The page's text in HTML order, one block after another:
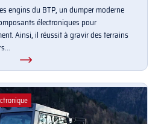
engins du BTP, un dumper moderne
électroniques pour
Ainsi, il réussit à gravir des terrains